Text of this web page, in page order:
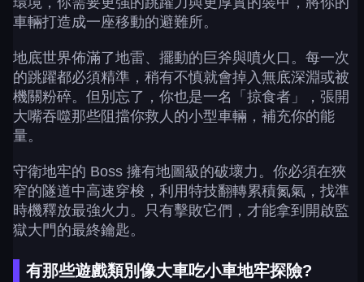
車輛打造成一座移動的避難所。
地底世界佈滿了地雷、擺動的巨斧與噴火口。每一次
的跳躍都必須精準，稍有不慎就會掉入無底深淵或被
機關粉碎。但別忘了，你也是一名「掠食者」，張開
大嘴吞噬那些阻擋你救人的小型車輛，補充你的能
量。
守衛地牢的 Boss 擁有地圖級的破壞力。你必須在狹
窄的隧道中高速穿梭，利用特技翻轉累積氮氣，找準
時機釋放最強火力。只有擊敗它們，才能拿到開啟監
獄大門的最終鑰匙。
有那些遊戲類別像大車吃小車地牢探險?